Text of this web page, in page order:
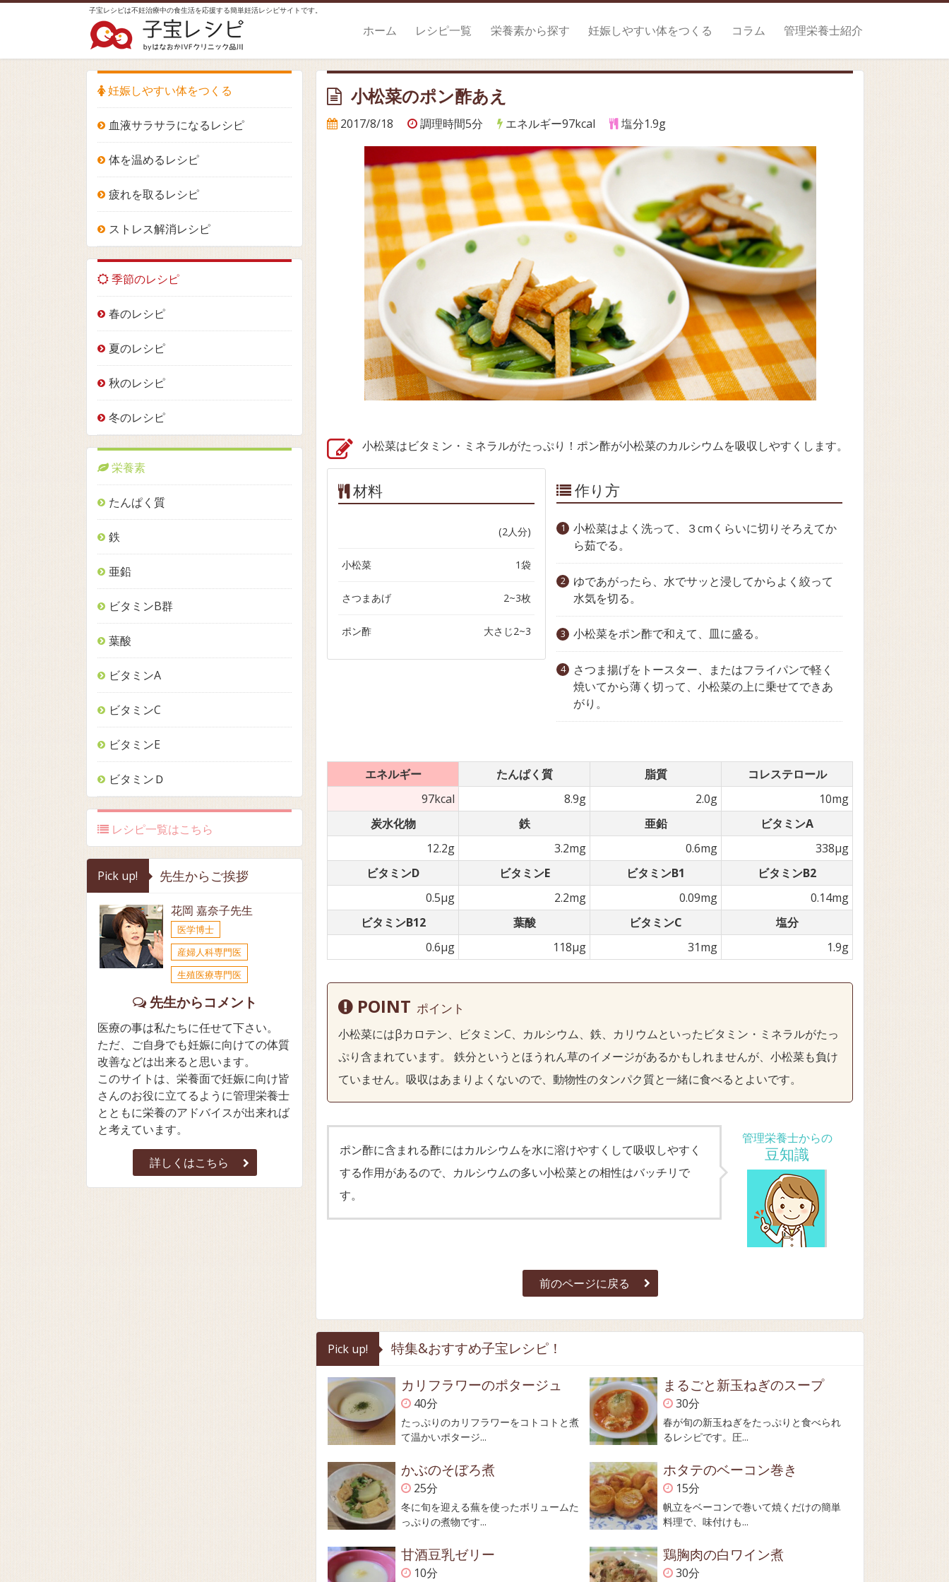
子宝レシピは不妊治療中の食生活を応援する簡単妊活レシピサイトです。
ホーム レシピ一覧 栄養素から探す 妊娠しやすい体をつくる コラム 管理栄養士紹介
小松菜のポン酢あえ
2017/8/18 調理時間5分 エネルギー97kcal 塩分1.9g
小松菜はビタミン・ミネラルがたっぷり！ポン酢が小松菜のカルシウムを吸収しやすくします。
材料
(2人分)
小松菜 1袋
さつまあげ 2~3枚
ポン酢 大さじ2~3
作り方
小松菜はよく洗って、３cmくらいに切りそろえてか
ら茹でる。
ゆであがったら、水でサッと浸してからよく絞って
水気を切る。
小松菜をポン酢で和えて、皿に盛る。
さつま揚げをトースター、またはフライパンで軽く
焼いてから薄く切って、小松菜の上に乗せてできあ
がり。
エネルギー たんぱく質 脂質
コレステロール
97kcal
8.9g 2.0g
10mg
炭水化物
鉄 亜鉛
ビタミンA
12.2g
3.2mg 0.6mg
338µg
ビタミンD
ビタミンE ビタミンB1
ビタミンB2
0.5µg
2.2mg 0.09mg
0.14mg
ビタミンB12
葉酸 ビタミンC
塩分
0.6µg
118µg 31mg 1.9g
POINT ポイント
小松菜にはβカロテン、ビタミンC、カルシウム、鉄、カリウムといったビタミン・ミネラルがたっ
ぷり含まれています。 鉄分というとほうれん草のイメージがあるかもしれませんが、小松菜も負け
ていません。吸収はあまりよくないので、動物性のタンパク質と一緒に食べるとよいです。
管理栄養士からの
豆知識
ポン酢に含まれる酢にはカルシウムを水に溶けやすくして吸収しやすく
する作用があるので、カルシウムの多い小松菜との相性はバッチリで
す。
前のページに戻る
Pick up!
特集&おすすめ子宝レシピ！
カリフラワーのポタージュ
40分
たっぷりのカリフラワーをコトコトと煮
て温かいポタージ...
まるごと新玉ねぎのスープ
30分
春が旬の新玉ねぎをたっぷりと食べられ
るレシピです。圧...
かぶのそぼろ煮
25分
冬に旬を迎える蕪を使ったボリュームた
っぷりの煮物です...
ホタテのベーコン巻き
15分
帆立をベーコンで巻いて焼くだけの簡単
料理で、味付けも...
甘酒豆乳ゼリー
10分
鶏胸肉の白ワイン煮
30分
妊娠しやすい体をつくる
血液サラサラになるレシピ
体を温めるレシピ
疲れを取るレシピ
ストレス解消レシピ
季節のレシピ
春のレシピ
夏のレシピ
秋のレシピ
冬のレシピ
栄養素
たんぱく質
鉄
亜鉛
ビタミンB群
葉酸
ビタミンA
ビタミンC
ビタミンE
ビタミンＤ
レシピ一覧はこちら
Pick up! 先生からご挨拶
花岡 嘉奈子先生
医学博士
産婦人科専門医
生殖医療専門医
先生からコメント
医療の事は私たちに任せて下さい。
ただ、ご自身でも妊娠に向けての体質
改善などは出来ると思います。
このサイトは、栄養面で妊娠に向け皆
さんのお役に立てるように管理栄養士
とともに栄養のアドバイスが出来れば
と考えています。
詳しくはこちら